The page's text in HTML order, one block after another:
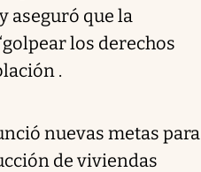
aseguró que la
los derechos
.
nuevas metas para
de viviendas